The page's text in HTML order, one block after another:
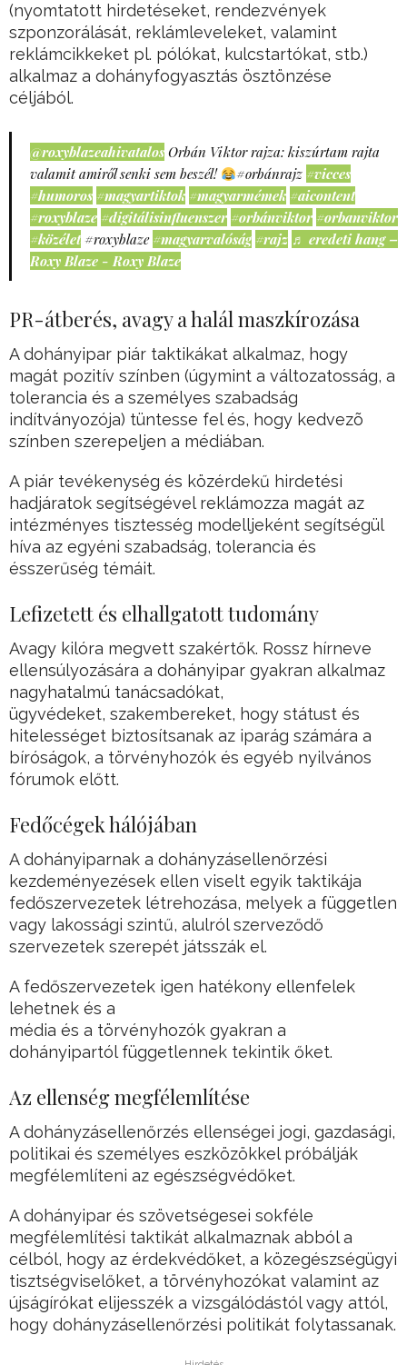
(nyomtatott hirdetéseket, rendezvények
szponzorálását, reklámleveleket, valamint
reklámcikkeket pl. pólókat, kulcstartókat, stb.)
alkalmaz a dohányfogyasztás ösztönzése
céljából.
@roxyblazeahivatalos Orbán Viktor rajza: kiszúrtam rajta
valamit amiről senki sem beszél!
#orbánrajz #vicces
#humoros #magyartiktok #magyarmémek #aicontent
#roxyblaze #digitálisinfluenszer #orbánviktor #orbanviktor
#közélet #roxyblaze #magyarvalóság #rajz ♬ eredeti hang –
Roxy Blaze - Roxy Blaze
PR-átberés, avagy a halál maszkírozása
A dohányipar piár taktikákat alkalmaz, hogy
magát pozitív színben (úgymint a változatosság, a
tolerancia és a személyes szabadság
indítványozója) tüntesse fel és, hogy kedvezõ
színben szerepeljen a médiában.
A piár tevékenység és közérdekű hirdetési
hadjáratok segítségével reklámozza magát az
intézményes tisztesség modelljeként segítségül
híva az egyéni szabadság, tolerancia és
ésszerűség témáit.
Lefizetett és elhallgatott tudomány
Avagy kilóra megvett szakértők. Rossz hírneve
ellensúlyozására a dohányipar gyakran alkalmaz
nagyhatalmú tanácsadókat,
ügyvédeket, szakembereket, hogy státust és
hitelességet biztosítsanak az iparág számára a
bíróságok, a törvényhozók és egyéb nyilvános
fórumok előtt.
Fedőcégek hálójában
A dohányiparnak a dohányzásellenőrzési
kezdeményezések ellen viselt egyik taktikája
fedőszervezetek létrehozása, melyek a független
vagy lakossági szintű, alulról szerveződő
szervezetek szerepét játsszák el.
A fedőszervezetek igen hatékony ellenfelek
lehetnek és a
média és a törvényhozók gyakran a
dohányipartól függetlennek tekintik őket.
Az ellenség megfélemlítése
A dohányzásellenőrzés ellenségei jogi, gazdasági,
politikai és személyes eszközökkel próbálják
megfélemlíteni az egészségvédőket.
A dohányipar és szövetségesei sokféle
megfélemlítési taktikát alkalmaznak abból a
célból, hogy az érdekvédőket, a közegészségügyi
tisztségviselőket, a törvényhozókat valamint az
újságírókat elijesszék a vizsgálódástól vagy attól,
hogy dohányzásellenőrzési politikát folytassanak.